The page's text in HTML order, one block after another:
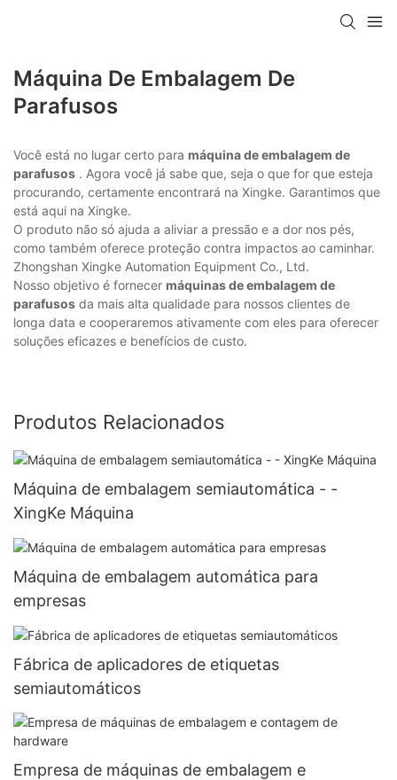
Máquina De Embalagem De
Parafusos
Você está no lugar certo para máquina de embalagem de
parafusos . Agora você já sabe que, seja o que for que esteja
procurando, certamente encontrará na Xingke. Garantimos que
está aqui na Xingke.
O produto não só ajuda a aliviar a pressão e a dor nos pés,
como também oferece proteção contra impactos ao caminhar.
Zhongshan Xingke Automation Equipment Co., Ltd.
Nosso objetivo é fornecer máquinas de embalagem de
parafusos da mais alta qualidade para nossos clientes de
longa data e cooperaremos ativamente com eles para oferecer
soluções eficazes e benefícios de custo.
Produtos Relacionados
Máquina de embalagem semiautomática - -
XingKe Máquina
Máquina de embalagem automática para
empresas
Fábrica de aplicadores de etiquetas
semiautomáticos
Empresa de máquinas de embalagem e